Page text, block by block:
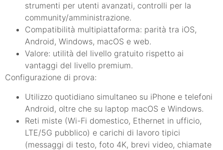
strumenti per utenti avanzati, controlli per la
community/amministrazione.
Compatibilità multipiattaforma: parità tra iOS,
Android, Windows, macOS e web.
Valore: utilità del livello gratuito rispetto ai
vantaggi del livello premium.
Configurazione di prova:
Utilizzo quotidiano simultaneo su iPhone e telefoni
Android, oltre che su laptop macOS e Windows.
Reti miste (Wi-Fi domestico, Ethernet in ufficio,
LTE/5G pubblico) e carichi di lavoro tipici
(messaggi di testo, foto 4K, brevi video, chiamate